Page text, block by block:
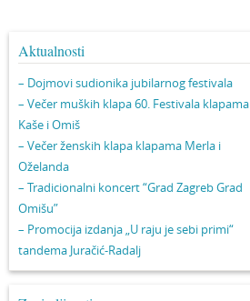
Aktualnosti
– Dojmovi sudionika jubilarnog festivala
– Večer muških klapa 60. Festivala klapama
Kaše i Omiš
– Večer ženskih klapa klapama Merla i
Oželanda
– Tradicionalni koncert “Grad Zagreb Grad
Omišu”
– Promocija izdanja „U raju je sebi primi“
tandema Juračić-Radalj